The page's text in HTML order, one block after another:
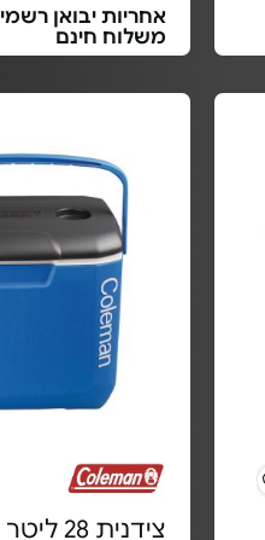
אחריות יבואן רשמי
משלוח חינם